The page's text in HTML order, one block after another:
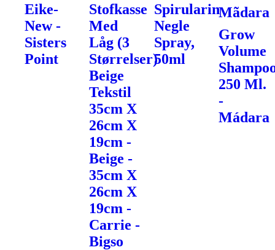
Eike-
New -
Sisters
Point
Stofkasse
Med
Låg (3
Størrelser)
Beige
Tekstil
35cm X
26cm X
19cm -
Beige -
35cm X
26cm X
19cm -
Carrie -
Bigso
Spirularin
Negle
Spray,
50ml
Mãdara
Grow
Volume
250 Ml.
-
Mádara